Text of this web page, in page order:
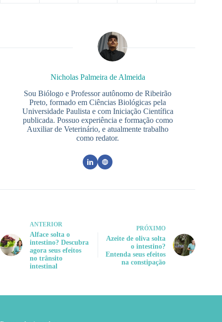
Nicholas Palmeira de Almeida
Sou Biólogo e Professor autônomo de Ribeirão
Preto, formado em Ciências Biológicas pela
Universidade Paulista e com Iniciação Científica
publicada. Possuo experiência e formação como
Auxiliar de Veterinário, e atualmente trabalho
como redator.
ANTERIOR
Alface solta o
intestino? Descubra
agora seus efeitos
no trânsito
intestinal
PRÓXIMO
Azeite de oliva solta
o intestino?
Entenda seus efeitos
na constipação